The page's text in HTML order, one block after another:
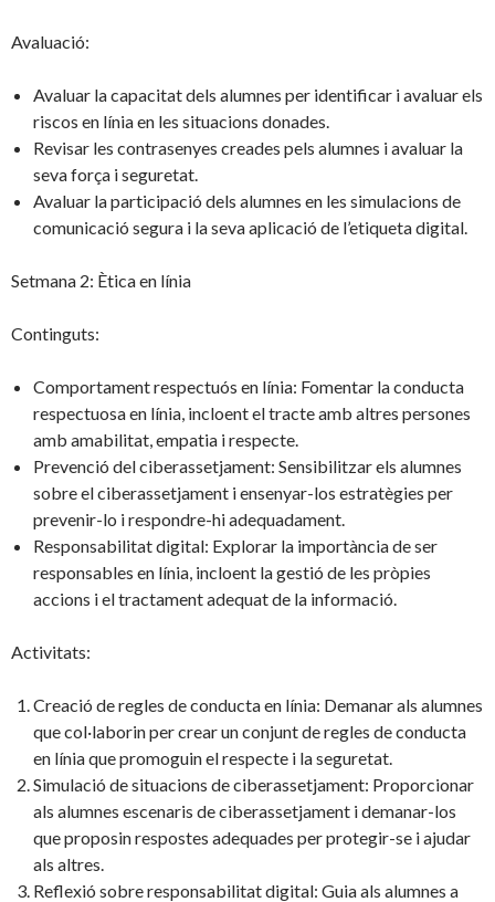
Avaluació:
Avaluar la capacitat dels alumnes per identificar i avaluar els
riscos en línia en les situacions donades.
Revisar les contrasenyes creades pels alumnes i avaluar la
seva força i seguretat.
Avaluar la participació dels alumnes en les simulacions de
comunicació segura i la seva aplicació de l’etiqueta digital.
Setmana 2: Ètica en línia
Continguts:
Comportament respectuós en línia: Fomentar la conducta
respectuosa en línia, incloent el tracte amb altres persones
amb amabilitat, empatia i respecte.
Prevenció del ciberassetjament: Sensibilitzar els alumnes
sobre el ciberassetjament i ensenyar-los estratègies per
prevenir-lo i respondre-hi adequadament.
Responsabilitat digital: Explorar la importància de ser
responsables en línia, incloent la gestió de les pròpies
accions i el tractament adequat de la informació.
Activitats:
Creació de regles de conducta en línia: Demanar als alumnes
que col·laborin per crear un conjunt de regles de conducta
en línia que promoguin el respecte i la seguretat.
Simulació de situacions de ciberassetjament: Proporcionar
als alumnes escenaris de ciberassetjament i demanar-los
que proposin respostes adequades per protegir-se i ajudar
als altres.
Reflexió sobre responsabilitat digital: Guia als alumnes a